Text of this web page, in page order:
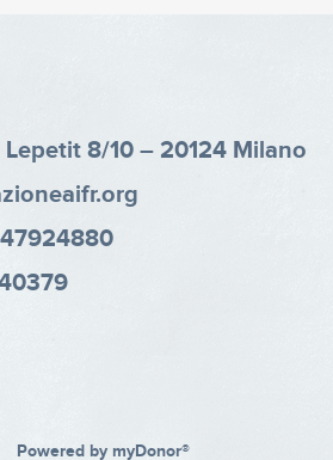
8/10 – 20124 Milano
Powered by myDonor®